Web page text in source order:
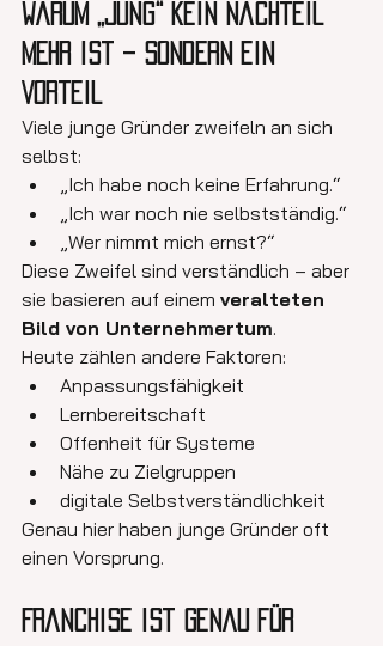
Warum „jung“ kein Nachteil
mehr ist – sondern ein
Vorteil
Viele junge Gründer zweifeln an sich
selbst:
„Ich habe noch keine Erfahrung.“
„Ich war noch nie selbstständig.“
„Wer nimmt mich ernst?“
Diese Zweifel sind verständlich – aber
sie basieren auf einem veralteten
Bild von Unternehmertum.
Heute zählen andere Faktoren:
Anpassungsfähigkeit
Lernbereitschaft
Offenheit für Systeme
Nähe zu Zielgruppen
digitale Selbstverständlichkeit
Genau hier haben junge Gründer oft
einen Vorsprung.
Franchise ist genau für